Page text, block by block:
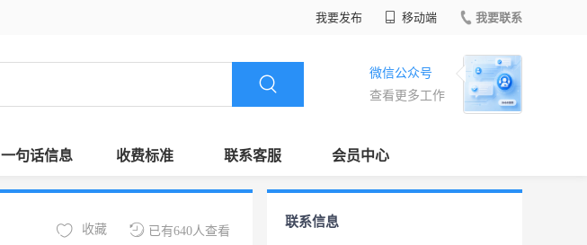
我要发布 移动端 我要联系
微信公众号
查看更多工作
一句话信息 收费标准 联系客服 会员中心
已有640人查看
收藏
联系信息